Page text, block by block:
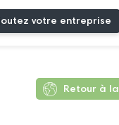
votre entreprise
Retour à